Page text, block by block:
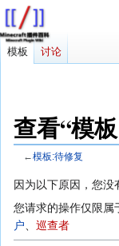
因近日遭受攻击
查看“模
←模板:待修复
跳
转
到
跳
转
到
因为以下原因，您没
您请求的操作仅限属
户
巡查者
模板 讨论